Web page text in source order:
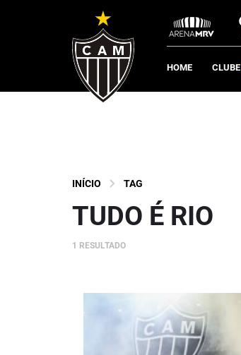
HOME CLUBE
INÍCIO TAG
TUDO É RIO
1 RESULTADO